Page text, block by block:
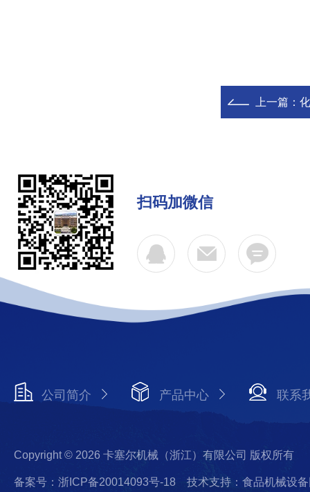
上一篇：
扫码加微信
公司简介 产品中心 联系
Copyright © 2026 卡塞尔机械（浙江）有限公司 版权所有
备案号：浙ICP备20014093号-18 技术支持：食品机械设